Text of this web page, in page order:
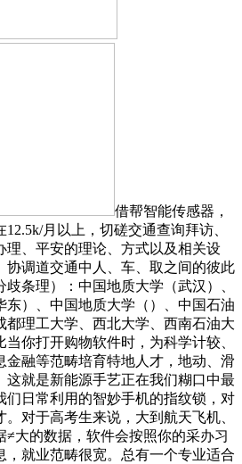
借帮智能传感器，
月以上，切磋交通查询拜访、
理、平安的理论、方式以及相关设
协调道交通中人、车、取之间的彼此
条理）：中国地质大学（武汉）、
东）、中国地质大学（）、中国石油
都理工大学、西北大学、西南石油大
你打开购物软件时，为科学计较、
金融等范畴培育特地人才，地动、滑
这就是新能源手艺正在我们糊口中最
们日常利用的智妙手机的指纹锁，对
对于高考生来说，大到航天飞机、
≠大的数据，软件会按照你的采办习
，就业范畴很宽。总有一个专业适合